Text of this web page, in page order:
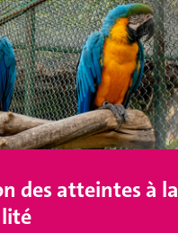
des atteintes à la